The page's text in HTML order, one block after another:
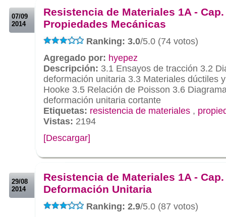
07/09
2014
Resistencia de Materiales 1A - Cap.
Propiedades Mecánicas
Ranking: 3.0/5.0 (74 votos)
Agregado por: hyepez
Descripción: 3.1 Ensayos de tracción 3.2
deformación unitaria 3.3 Materiales dúctiles
Hooke 3.5 Relación de Poisson 3.6
deformación unitaria cortante
Etiquetas: resistencia de materiales ,
Vistas: 2194
[Descargar]
29/08
2014
Resistencia de Materiales 1A - Cap.
Deformación Unitaria
Ranking: 2.9/5.0 (87 votos)